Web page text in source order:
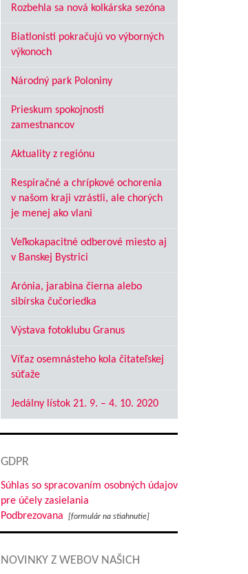
Rozbehla sa nová kolkárska sezóna
Biatlonisti pokračujú vo výborných
výkonoch
Národný park Poloniny
Prieskum spokojnosti
zamestnancov
Aktuality z regiónu
Respiračné a chrípkové ochorenia
v našom kraji vzrástli, ale chorých
je menej ako vlani
Veľkokapacitné odberové miesto aj
v Banskej Bystrici
Arónia, jarabina čierna alebo
sibírska čučoriedka
Výstava fotoklubu Granus
Víťaz osemnásteho kola čitateľskej
súťaže
Jedálny lístok 21. 9. – 4. 10. 2020
GDPR
Súhlas so spracovaním osobných údajov
pre účely zasielania
Podbrezovana
[formulár na stiahnutie]
NOVINKY Z WEBOV NAŠICH